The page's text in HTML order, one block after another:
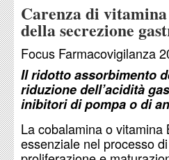
Carenza di
della secrezione
Focus Farmacovigilanza
Il ridotto assorbimento
riduzione dell’acidità
inibitori di pompa o di
La cobalamina o
essenziale nel processo